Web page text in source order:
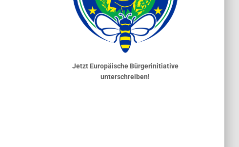
Jetzt Europäische Bürgerinitiative
unterschreiben!